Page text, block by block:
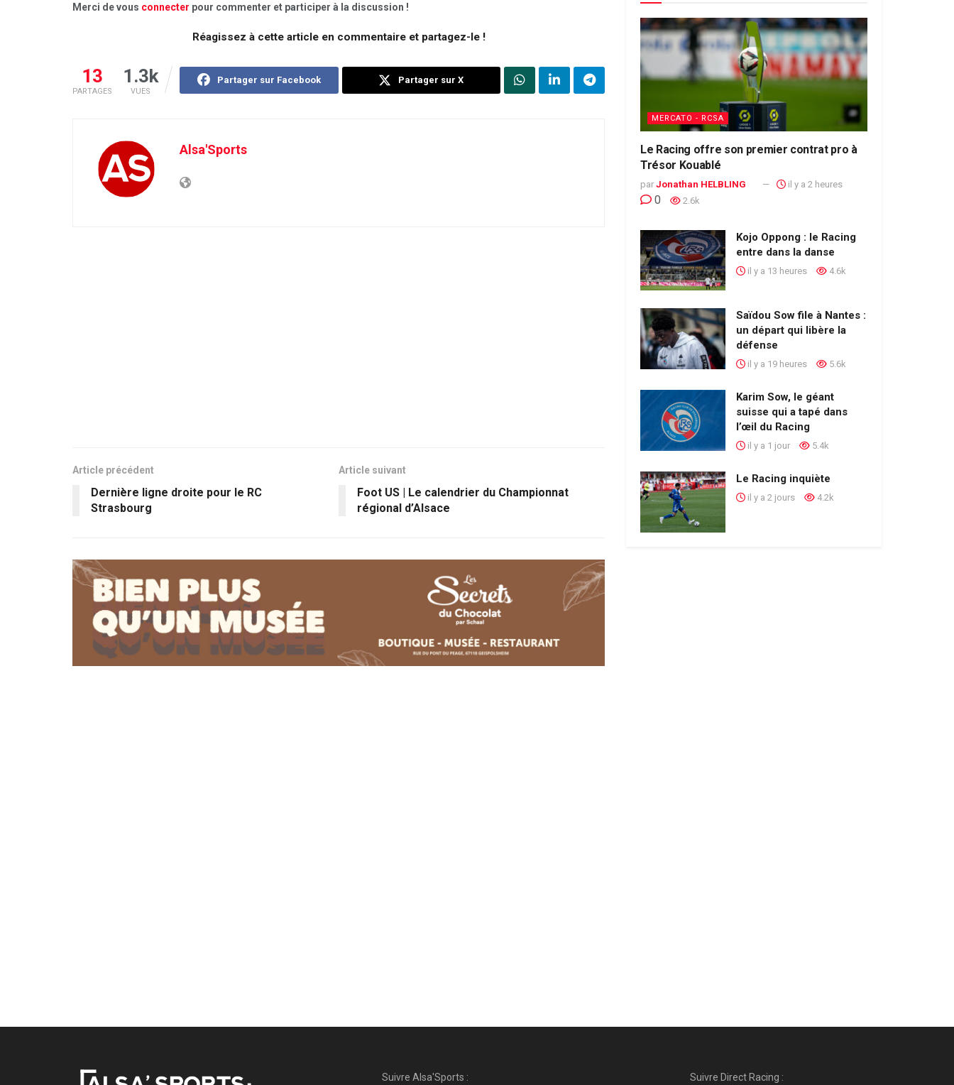
Merci de vous connecter pour commenter et participer à la discussion !
Réagissez à cette article en commentaire et partagez-le !
13
PARTAGES
1.3k
VUES
Partager sur Facebook Partager sur X
Alsa'Sports
Article précédent
Dernière ligne droite pour le RC
Strasbourg
Article suivant
Foot US | Le calendrier du Championnat
régional d’Alsace
MERCATO - RCSA
Le Racing offre son premier contrat pro à
Trésor Kouablé
par Jonathan HELBLING il y a 2 heures
0 2.6k
Kojo Oppong : le Racing
entre dans la danse
il y a 13 heures 4.6k
Saïdou Sow file à Nantes :
un départ qui libère la
défense
il y a 19 heures 5.6k
Karim Sow, le géant
suisse qui a tapé dans
l’œil du Racing
il y a 1 jour 5.4k
Le Racing inquiète
il y a 2 jours 4.2k
Suivre Alsa'Sports : Suivre Direct Racing :